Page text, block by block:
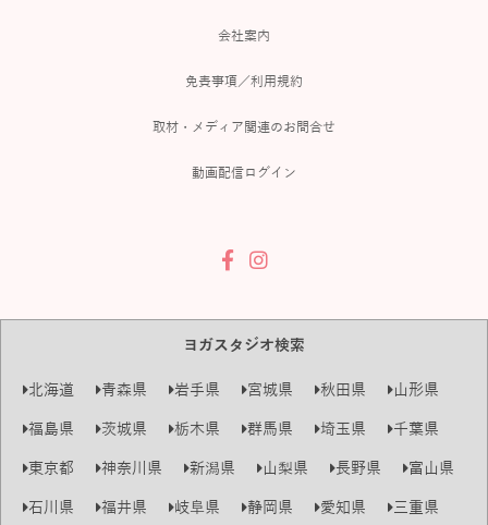
会社案内
免責事項／利用規約
取材・メディア関連のお問合せ
動画配信ログイン
ヨガスタジオ検索
北海道 青森県 岩手県 宮城県 秋田県
山形県
福島県
茨城県 栃木県 群馬県 埼玉県
千葉県
東京都
神奈川県 新潟県 山梨県 長野県
富山県
石川県
福井県 岐阜県 静岡県 愛知県 三重県